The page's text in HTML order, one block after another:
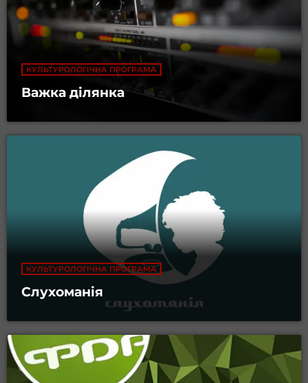
КУЛЬТУРОЛОГІЧНА ПРОГРАМА
Важка ділянка
КУЛЬТУРОЛОГІЧНА ПРОГРАМА
Слухоманія